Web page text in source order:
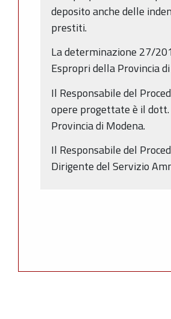
deposito anche delle
prestiti.
La determinazione 27/
Espropri della Provincia
Il Responsabile del
opere progettate è il dott.
Provincia di Modena.
Il Responsabile del
Dirigente del Servizio